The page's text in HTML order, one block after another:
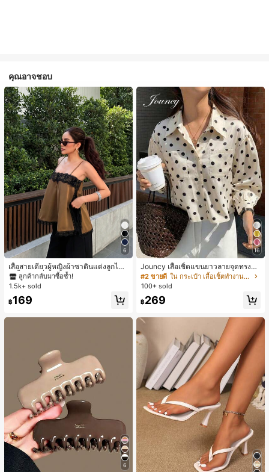
คุณอาจชอบ
6
เสื้อสายเดี่ยวผู้หญิงผ้าซาตินแต่งลูกไม้
- เสื้อสายเดี่ยวฤดูร้อนสีคากีมีรอยผ่าด้า
นข้างที่น่าดึงดูดแบบสบายๆ
#1 ขายดี
ใน สีกากี เสื้อสตรี เสื้อเบลาส์ & Tee
ลูกค้ากลับมาซื้อซ้ำ!
#1 ขายดี
ใน สีกากี เสื้อสตรี เสื้อเบลาส์ & Tee
ลูกค้ากลับมาซื้อซ้ำ!
#1 ขายดี
ใน สีกากี เสื้อสตรี เสื้อเบลาส์ & Tee
ลูกค้ากลับมาซื้อซ้ำ!
#1 ขายดี
ลูกค้ากลับมาซื้อซ้ำ!
1.5k+ sold
฿169
6
16
Jouncy เสื้อเชิ้ตแขนยาวลายจุดทรงหล
วมสำหรับผู้หญิง
#2 ขายดี
ใน กระเป๋า เสื้อเชิ้ตทำงานมีกระเป๋า
100+ sold
฿269